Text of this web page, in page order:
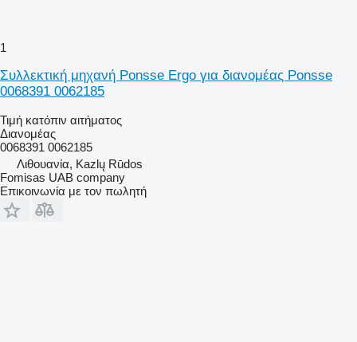
1
Συλλεκτική μηχανή Ponsse Ergo για διανομέας Ponsse
0068391 0062185
Τιμή κατόπιν αιτήματος
Διανομέας
0068391 0062185
Λιθουανία, Kazlų Rūdos
Fomisas UAB company
Επικοινωνία με τον πωλητή